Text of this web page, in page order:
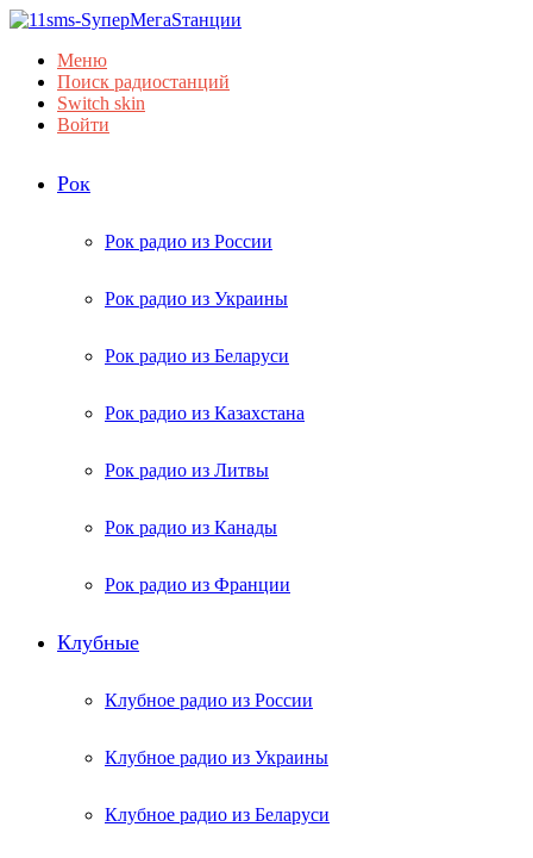
Меню
Поиск радиостанций
Switch skin
Войти
Рок
Рок радио из России
Рок радио из Украины
Рок радио из Беларуси
Рок радио из Казахстана
Рок радио из Литвы
Рок радио из Канады
Рок радио из Франции
Клубные
Клубное радио из России
Клубное радио из Украины
Клубное радио из Беларуси